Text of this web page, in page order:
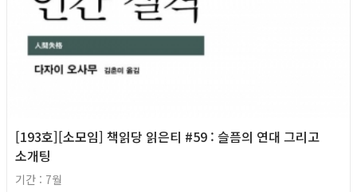
[193호][소모임] 책읽당 읽은티 #59 : 슬픔의 연대 그리고
소개팅
기간 : 7월